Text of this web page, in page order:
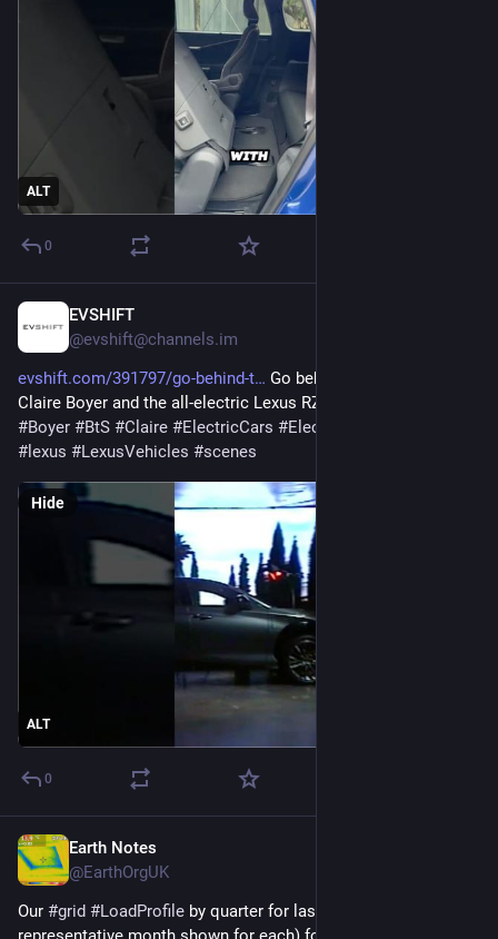
ALT
0
EVSHIFT
@evshift@channels.im
evshift.com/391797/go-behind-t
Go behind the scenes with
Claire Boyer and the all-electric Lexus RZ.
#Boyer #BtS #Claire #ElectricCars #ElectricVehicles
# lexus #LexusVehicles #scenes
ALT
Hide
0
Earth Notes
@EarthOrgUK
Our #grid #LoadProfile by quarter for last year (one